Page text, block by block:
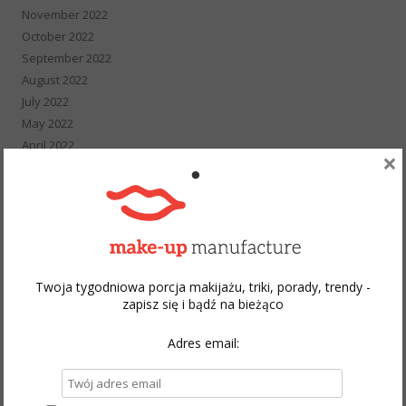
November 2022
October 2022
September 2022
August 2022
July 2022
May 2022
April 2022
September 2021
May 2021
Twoja tygodniowa porcja makijażu, triki, porady, trendy -
zapisz się i bądź na bieżąco
Adres email:
×